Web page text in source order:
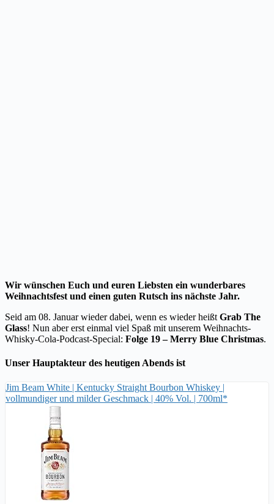
Wir wünschen Euch und euren Liebsten ein wunderbares
Weihnachtsfest und einen guten Rutsch ins nächste Jahr.
Seid am 08. Januar wieder dabei, wenn es wieder heißt Grab The
Glass! Nun aber erst einmal viel Spaß mit unserem Weihnachts-
Whisky-Cola-Podcast-Special: Folge 19 – Merry Blue Christmas.
Unser Hauptakteur des heutigen Abends ist
Jim Beam White | Kentucky Straight Bourbon Whiskey |
vollmundiger und milder Geschmack | 40% Vol. | 700ml*